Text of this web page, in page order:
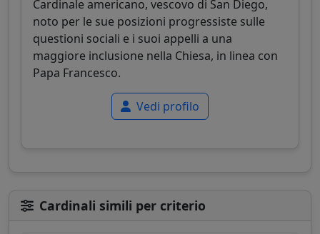
Cardinale americano, vescovo di San Diego,
noto per le sue posizioni progressiste sulle
questioni sociali e i suoi appelli a una
maggiore inclusione nella Chiesa, in linea con
Papa Francesco.
Vedi profilo
Cardinali simili per criterio